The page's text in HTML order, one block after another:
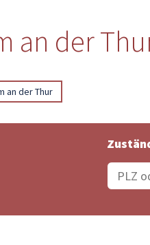
an der
an der Thur